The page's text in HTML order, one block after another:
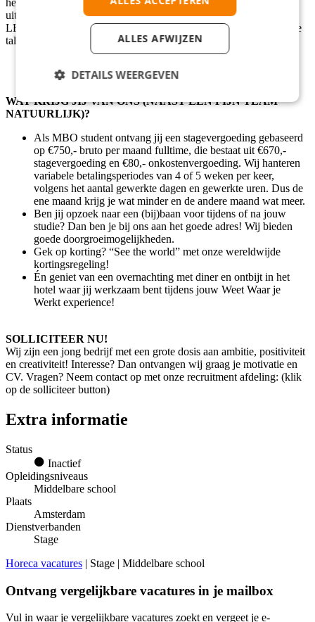
het grootste hotel van de gehele keten in Europa. Prachtige
uitzichten over de stad en de meest verfijnde smaken in restaurant
LEO'S International Flavors maken dat gasten zeggen ‘Now we’re
talking’!
WAT KRIJG JIJ VAN ONS (NAAST EEN FIJN TEAM
NATUURLIJK)?
Als MBO student ontvang jij een stagevergoeding gebaseerd
op €750,- bruto per maand fulltime, die bestaat uit €670,-
stagevergoeding en €80,- onkostenvergoeding. Wij hanteren
variabele betalingsperiodes van 4 of 5 weken per keer,
volgens het aantal gewerkte dagen en gewerkte uren. Dus de
ene maand krijg je wat minder en de andere maand wat meer.
Ben jij opzoek naar een (bij)baan voor tijdens of na jouw
studie? Dan ben je bij ons aan het goede adres! Wij bieden
goede doorgroeimogelijkheden.
Gek op korting? “See the world” met onze wereldwijde
kortingsregeling!
Én geniet van een overnachting met diner en ontbijt in het
hotel waar jij werkzaam bent tijdens jouw Weet Waar je
Werkt experience!
SOLLICITEER NU!
Wij zijn een jong bedrijf met een grote dosis aan ambitie, positiviteit
en creativiteit! Interesse? Dan ontvangen wij graag je motivatie en
CV. Vragen? Neem contact op met onze recruitment afdeling: (klik
op de solliciteer button)
Extra informatie
Status
Inactief
Opleidingsniveaus
Middelbare school
Plaats
Amsterdam
Dienstverbanden
Stage
Horeca vacatures | Stage | Middelbare school
Ontvang vergelijkbare vacatures in je mailbox
Vul in waar je vergelijkbare vacatures zoekt en vergeet je e-
ALLES AFWIJZEN
DETAILS WEERGEVEN